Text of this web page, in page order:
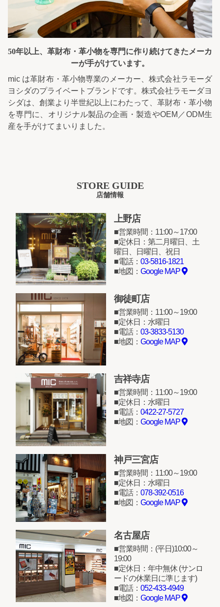
50年以上、革財布・革小物を専門に作り続けてきたメーカ
ーが手がけています。
mic は革財布・革小物専業のメーカー、株式会社ラモーダ
ヨシダのプライベートブランドです。株式会社ラモーダヨ
シダは、創業より半世紀以上にわたって、革財布・革小物
を専門に、オリジナル製品の企画・製造やOEM／ODM生
産を手がけてまいりました。
STORE GUIDE
店舗情報
上野店
営業時間：11:00～17:00
定休日：第二月曜日、土
曜日、日曜日、祝日
電話： 03-5816-1821
地図： Google MAP
御徒町店
営業時間：11:00～19:00
定休日：水曜日
電話： 03-3833-5130
地図： Google MAP
吉祥寺店
営業時間：11:00～19:00
定休日：水曜日
電話： 0422-27-5727
地図： Google MAP
神戸三宮店
営業時間：11:00～19:00
定休日：水曜日
電話： 078-392-0516
地図： Google MAP
名古屋店
営業時間：(平日)10:00～
19:00
定休日：年中無休 (サンロ
ードの休業日に準じます)
電話： 052-433-4949
地図： Google MAP